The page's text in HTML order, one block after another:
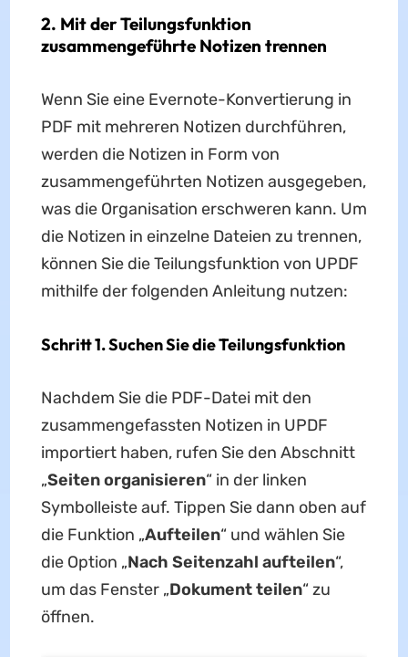
2. Mit der Teilungsfunktion
zusammengeführte Notizen trennen
Wenn Sie eine Evernote-Konvertierung in
PDF mit mehreren Notizen durchführen,
werden die Notizen in Form von
zusammengeführten Notizen ausgegeben,
was die Organisation erschweren kann. Um
die Notizen in einzelne Dateien zu trennen,
können Sie die Teilungsfunktion von UPDF
mithilfe der folgenden Anleitung nutzen:
Schritt 1. Suchen Sie die Teilungsfunktion
Nachdem Sie die PDF-Datei mit den
zusammengefassten Notizen in UPDF
importiert haben, rufen Sie den Abschnitt
„Seiten organisieren“ in der linken
Symbolleiste auf. Tippen Sie dann oben auf
die Funktion „Aufteilen“ und wählen Sie
die Option „Nach Seitenzahl aufteilen“,
um das Fenster „Dokument teilen“ zu
öffnen.